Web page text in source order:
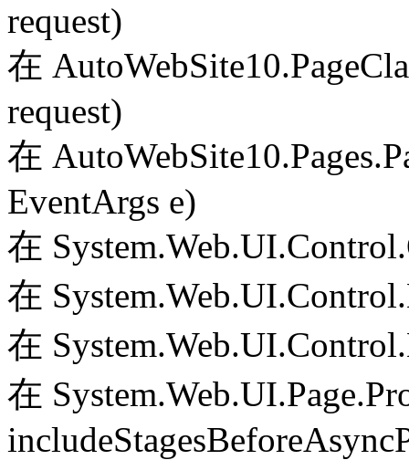
request)
在
request)
在
EventArgs e)
在
在
在
在